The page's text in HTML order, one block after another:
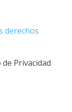
derechos
de Privacidad